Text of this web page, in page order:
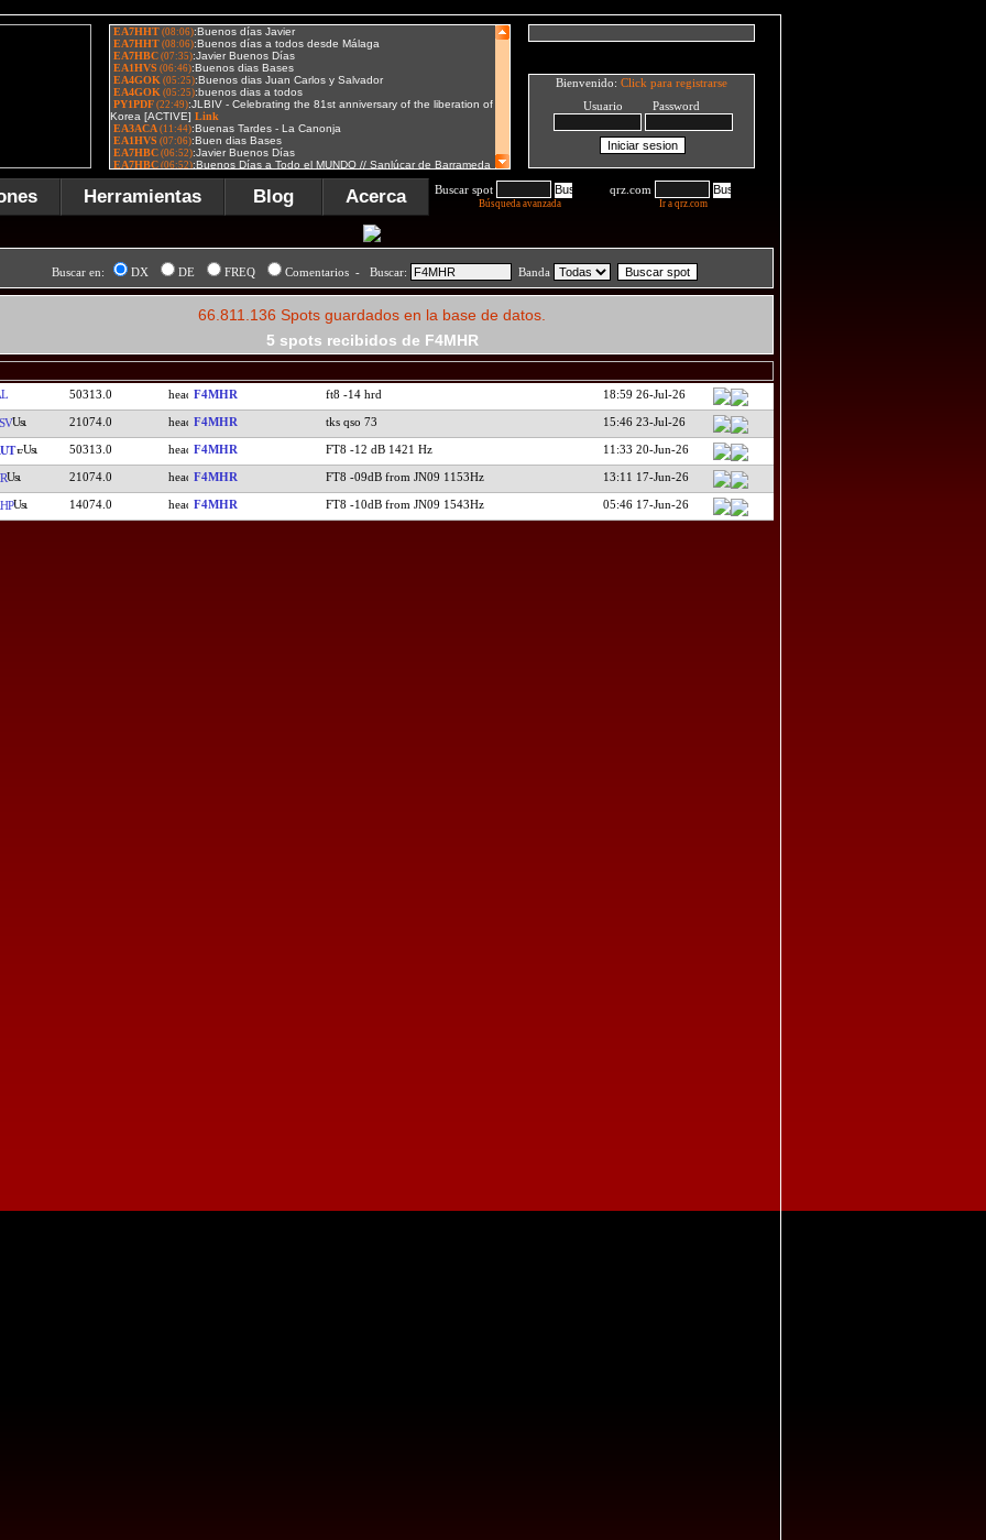
Bienvenido: Click para registrarse
Usuario Password
Herramientas Blog Acerca Buscar spot
Búsqueda avanzada
qrz.com
Ir a qrz.com
Buscar en: DX DE FREQ Comentarios - Buscar: Banda
66.811.136 Spots guardados en la base de datos.
5 spots recibidos de F4MHR
50313.0 F4MHR ft8 -14 hrd 18:59 26-Jul-26
21074.0 F4MHR tks qso 73 15:46 23-Jul-26
50313.0 F4MHR FT8 -12 dB 1421 Hz 11:33 20-Jun-26
21074.0 F4MHR FT8 -09dB from JN09 1153Hz 13:11 17-Jun-26
14074.0 F4MHR FT8 -10dB from JN09 1543Hz 05:46 17-Jun-26